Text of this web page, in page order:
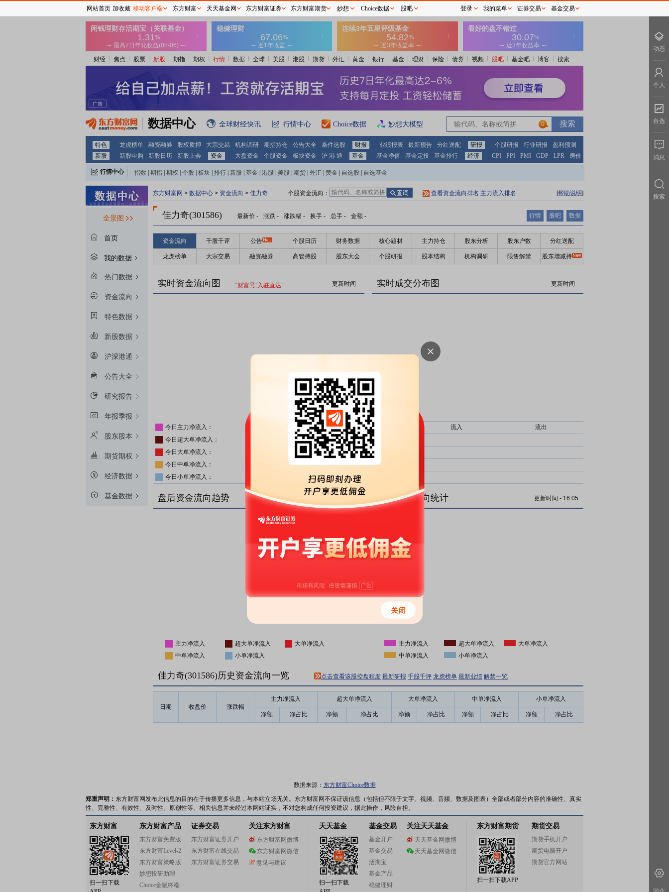
财经 焦点 股票 新股 期指 期权 行情 数据 全球 美股 港股 期货 外汇 黄金 银行 基金 理财 保险 债券 视频 股吧 基金吧 博客 搜索
数据中心 全球财经快讯 行情中心 Choice数据 妙想大模型 0
特色 龙虎榜单 融资融券 股权质押 大宗交易 机构调研 期指持仓 公告大全 条件选股 财报 业绩报表 最新预告 分红送配 研报 个股研报 行业研报
盈利预测
新股
新股申购 新股日历 新股上会 资金 大盘资金 个股资金 板块资金 沪 港 通 基金 基金净值 基金定投 基金排行 经济 CPI PPI PMI GDP LPR 房价
行情中心 指数 期指 期权 个股 板块 排行 新股 基金 港股 美股 期货 外汇 黄金 自选股 自选基金
全景图
首页
我的数据
热门数据
资金流向
特色数据
新股数据
沪深港通
公告大全
研究报告
年报季报
股东股本
期货期权
经济数据
基金数据
东方财富网 > 数据中心 > 资金流向 > 佳力奇 个股资金流向： 查看资金流向排名 主力流入排名 [帮助说明]
佳力奇(301586) 最新价 - 涨跌 - 涨跌幅 - 换手 - 总手 - 金额 - 行情 股吧 数据
资金流向 千股千评 公告 个股日历 财务数据 核心题材 主力持仓 股东分析 股东户数 分红送配
龙虎榜单 大宗交易 融资融券 高管持股 股东大会 个股研报 股本结构 机构调研 限售解禁 股东增减持
实时资金流向图 “财富号”入驻直达 更新时间 -
今日主力净流入：
主力净比：
今日超大单净流入：
超大单净比：
今日大单净流入：
大单净比：
今日中单净流入：
中单净比：
今日小单净流入：
实时成交分布图 更新时间 -
流入
流出
盘后资金流向趋势
主力净流入 超大单净流入
大单净流入
中单净流入
小单净流入
盘后资金流向统计 更新时间 - 16:05
主力净流入 超大单净流入
大单净流入
中单净流入
小单净流入
佳力奇(301586)历史资金流向一览 点击查看该股控盘程度 最新研报 千股千评 龙虎榜单 最新业绩 解禁一览
日期 收盘价 涨跌幅
主力净流入 超大单净流入 大单净流入 中单净流入 小单净流入
净额 净占比 净额 净占比 净额 净占比 净额 净占比 净额 净占比
数据来源： 东方财富Choice数据
郑重声明： 东方财富网发布此信息的目的在于传播更多信息，与本站立场无关。东方财富网不保证该信息（包括但不限于文字、视频、音频、数据及图表）全部或者部分内容的准确性、真实
性、完整性、有效性、及时性、原创性等。相关信息并未经过本网站证实，不对您构成任何投资建议，据此操作，风险自担。
东方财富
扫一扫下载
东方财富产品
东方财富免费版
东方财富Level-2
东方财富策略版
妙想投研助理
Choice金融终端
证券交易
东方财富证券开户
东方财富在线交易
东方财富证券交易
关注东方财富
东方财富网微博
东方财富网微信
意见与建议
天天基金
扫一扫下载
基金交易
基金开户
基金交易
活期宝
基金产品
稳健理财
关注天天基金
天天基金网微博
天天基金网微信
东方财富期货
扫一扫下载APP
期货交易
期货手机开户
期货电脑开户
期货官方网站
网站首页 加收藏 移动客户端 东方财富 天天基金网 东方财富证券 东方财富期货 妙想 Choice数据 股吧 登录 我的菜单 证券交易 基金交易
动态
个人
自选
消息
搜索